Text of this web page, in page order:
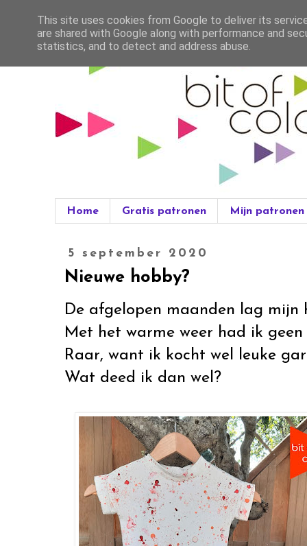
Home Gratis patronen Mijn patronen
5 september 2020
Nieuwe hobby?
De afgelopen maanden lag mijn
Met het warme weer had ik
Raar, want ik kocht wel leuke
Wat deed ik dan wel?
This site uses cookies from Google to deliver its
are shared with Google along with performance and
statistics, and to detect and address abuse.